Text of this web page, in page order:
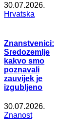
30.07.2026.
Hrvatska
Znanstvenici:
Sredozemlje
kakvo smo
poznavali
zauvijek je
izgubljeno
30.07.2026.
Znanost